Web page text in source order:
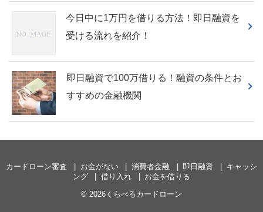
今日中に1万円を借りる方法！即日融資を
受ける流れを紹介！
即日融資で100万借りる！融資の条件とお
すすめの金融機関
カードローン審査 お金がない 消費者金融 即日融資
キャッシ
ング
借り入れ
お金を借りる
© 2026くらべるカードローン